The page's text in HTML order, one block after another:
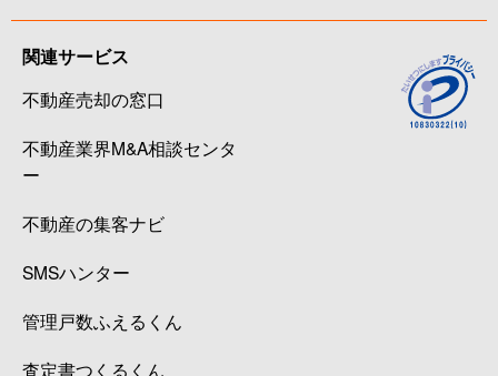
関連サービス
不動産売却の窓口
不動産業界M&A相談センタ
ー
不動産の集客ナビ
SMSハンター
管理戸数ふえるくん
査定書つくるくん